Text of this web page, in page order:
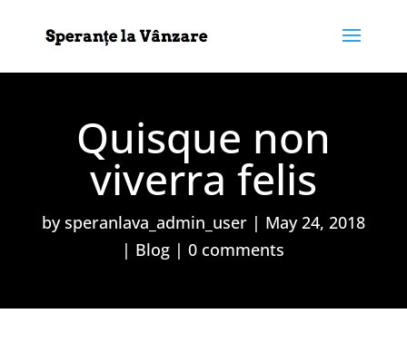
Quisque non
viverra felis
bysperanlava_admin_user| May 24, 2018
| Blog |0 comments